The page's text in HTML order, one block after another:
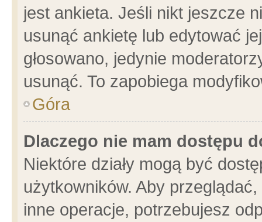
jest ankieta. Jeśli nikt jeszcze
usunąć ankietę lub edytować
głosowano, jedynie
usunąć. To zapobiega
Góra
Dlaczego nie mam dostępu
Niektóre działy mogą być
użytkowników. Aby
inne operacje, potrzebujesz